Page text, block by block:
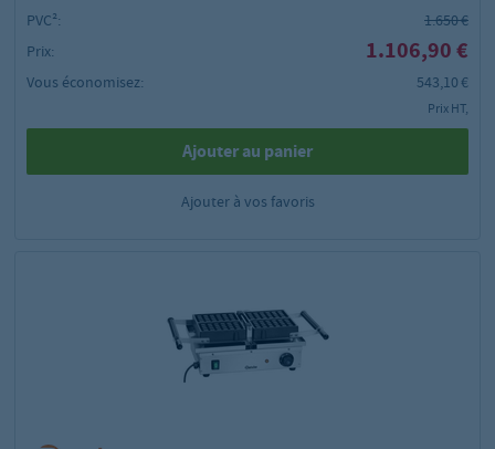
PVC²:
1.650 €
Prix:
1.106,90 €
Vous économisez: 543,10 €
Prix HT,
Ajouter au panier
Ajouter à vos favoris